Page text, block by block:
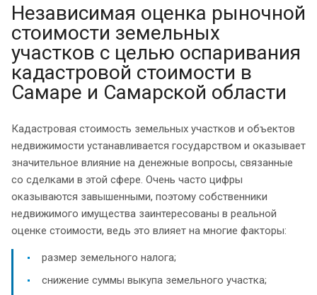
Независимая оценка рыночной
стоимости земельных
участков с целью оспаривания
кадастровой стоимости в
Самаре и Самарской области
Кадастровая стоимость земельных участков и объектов
недвижимости устанавливается государством и оказывает
значительное влияние на денежные вопросы, связанные
со сделками в этой сфере. Очень часто цифры
оказываются завышенными, поэтому собственники
недвижимого имущества заинтересованы в реальной
оценке стоимости, ведь это влияет на многие факторы:
размер земельного налога;
снижение суммы выкупа земельного участка;